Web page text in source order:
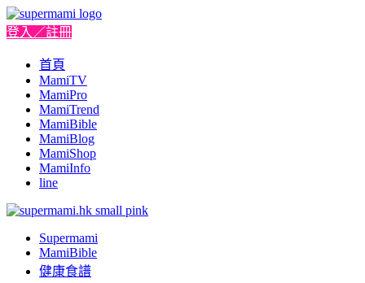
登入／註冊
首頁
MamiTV
MamiPro
MamiTrend
MamiBible
MamiBlog
MamiShop
MamiInfo
line
Supermami
MamiBible
健康食譜